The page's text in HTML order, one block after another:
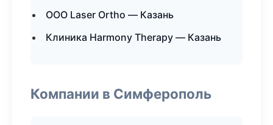
ООО Laser Ortho — Казань
Клиника Harmony Therapy — Казань
Компании в Симферополь